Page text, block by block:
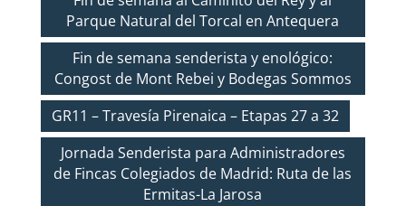
Parque Natural del Torcal en Antequera
Fin de semana senderista y enológico:
Congost de Mont Rebei y Bodegas Sommos
GR11 – Travesía Pirenaica – Etapas 27 a 32
Jornada Senderista para Administradores
de Fincas Colegiados de Madrid: Ruta de las
Ermitas-La Jarosa